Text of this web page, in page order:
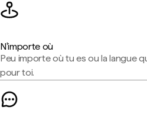
N'importe où
Peu importe où tu es ou la langue
pour toi.